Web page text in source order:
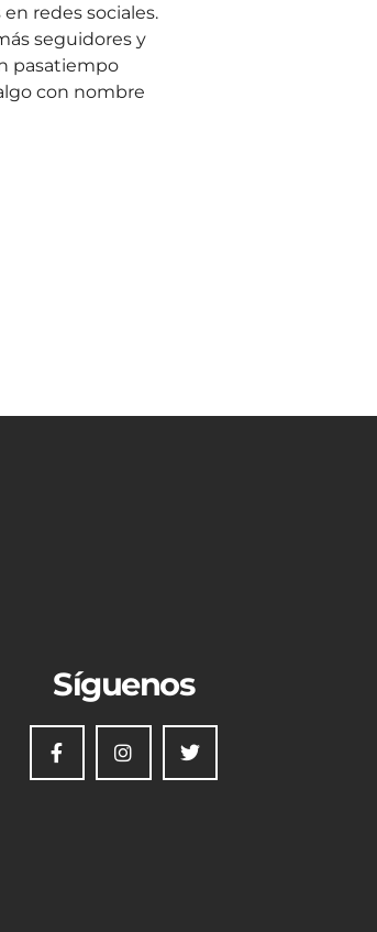
redes sociales.
seguidores y
pasatiempo
con nombre
Síguenos